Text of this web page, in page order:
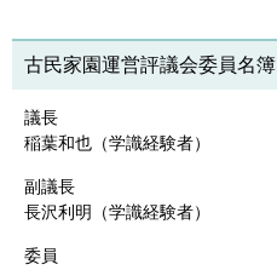
古民家園運営評議会委員名簿
議長
稲葉和也（学識経験者）
副議長
長沢利明（学識経験者）
委員